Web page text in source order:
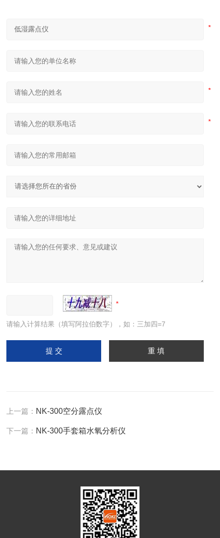
请输入计算结果（填写阿拉伯数字），如：三加四=7
上一篇： NK-300空分露点仪
下一篇： NK-300手套箱水氧分析仪